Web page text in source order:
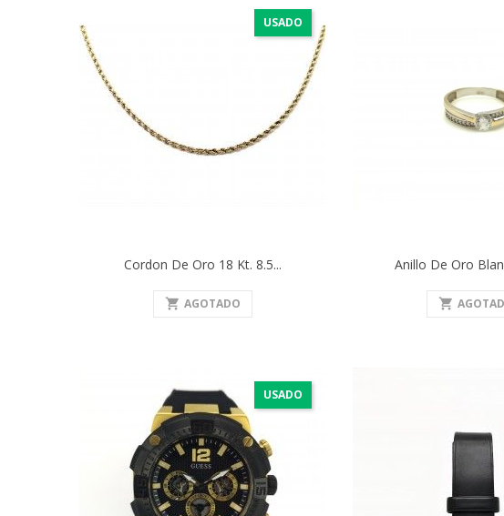
USADO
Cordon De Oro 18 Kt. 8.5...
shopping_cart AGOTADO
Anillo De Oro
shopping_cart
USADO